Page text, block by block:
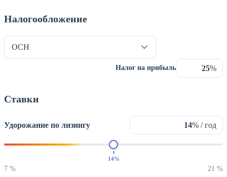
Налогообложение
Налог на прибыль %
Ставки
Удорожание по лизингу % / год
14%
7 % 21 %